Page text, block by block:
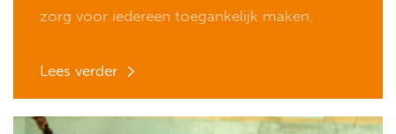
zorg voor iedereen toegankelijk maken.
Lees verder